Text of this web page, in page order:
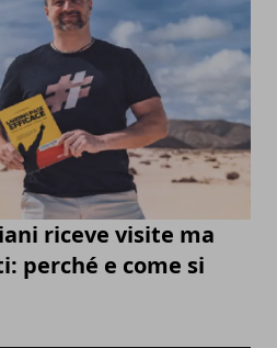
riceve visite ma
perché e come si